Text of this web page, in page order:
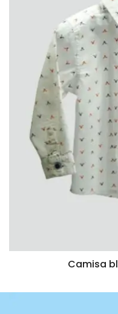
Camisa